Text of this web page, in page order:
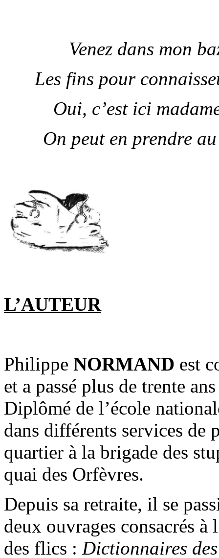
Venez dans mon
Les fins pour
Oui, c’est ici
On peut en prendre
L’AUTEUR
Philippe NORMAND est
et a passé plus de trente
Diplômé de l’école
dans différents services de
quartier à la brigade des
quai des Orfèvres.
Depuis sa retraite, il se
deux ouvrages consacrés à
des flics : Dictionnaires